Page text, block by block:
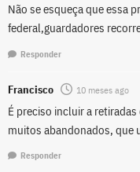
Não se esqueça que essa
federal,guardadores
Responder
Francisco 10 meses ago
É preciso incluir a
muitos abandonados, que
Responder